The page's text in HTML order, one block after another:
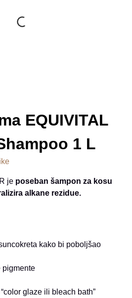
EQUIVITAL
1 L
je poseban šampon za kosu
alkane rezidue.
kako bi poboljšao
pigmente
glaze ili bleach bath”